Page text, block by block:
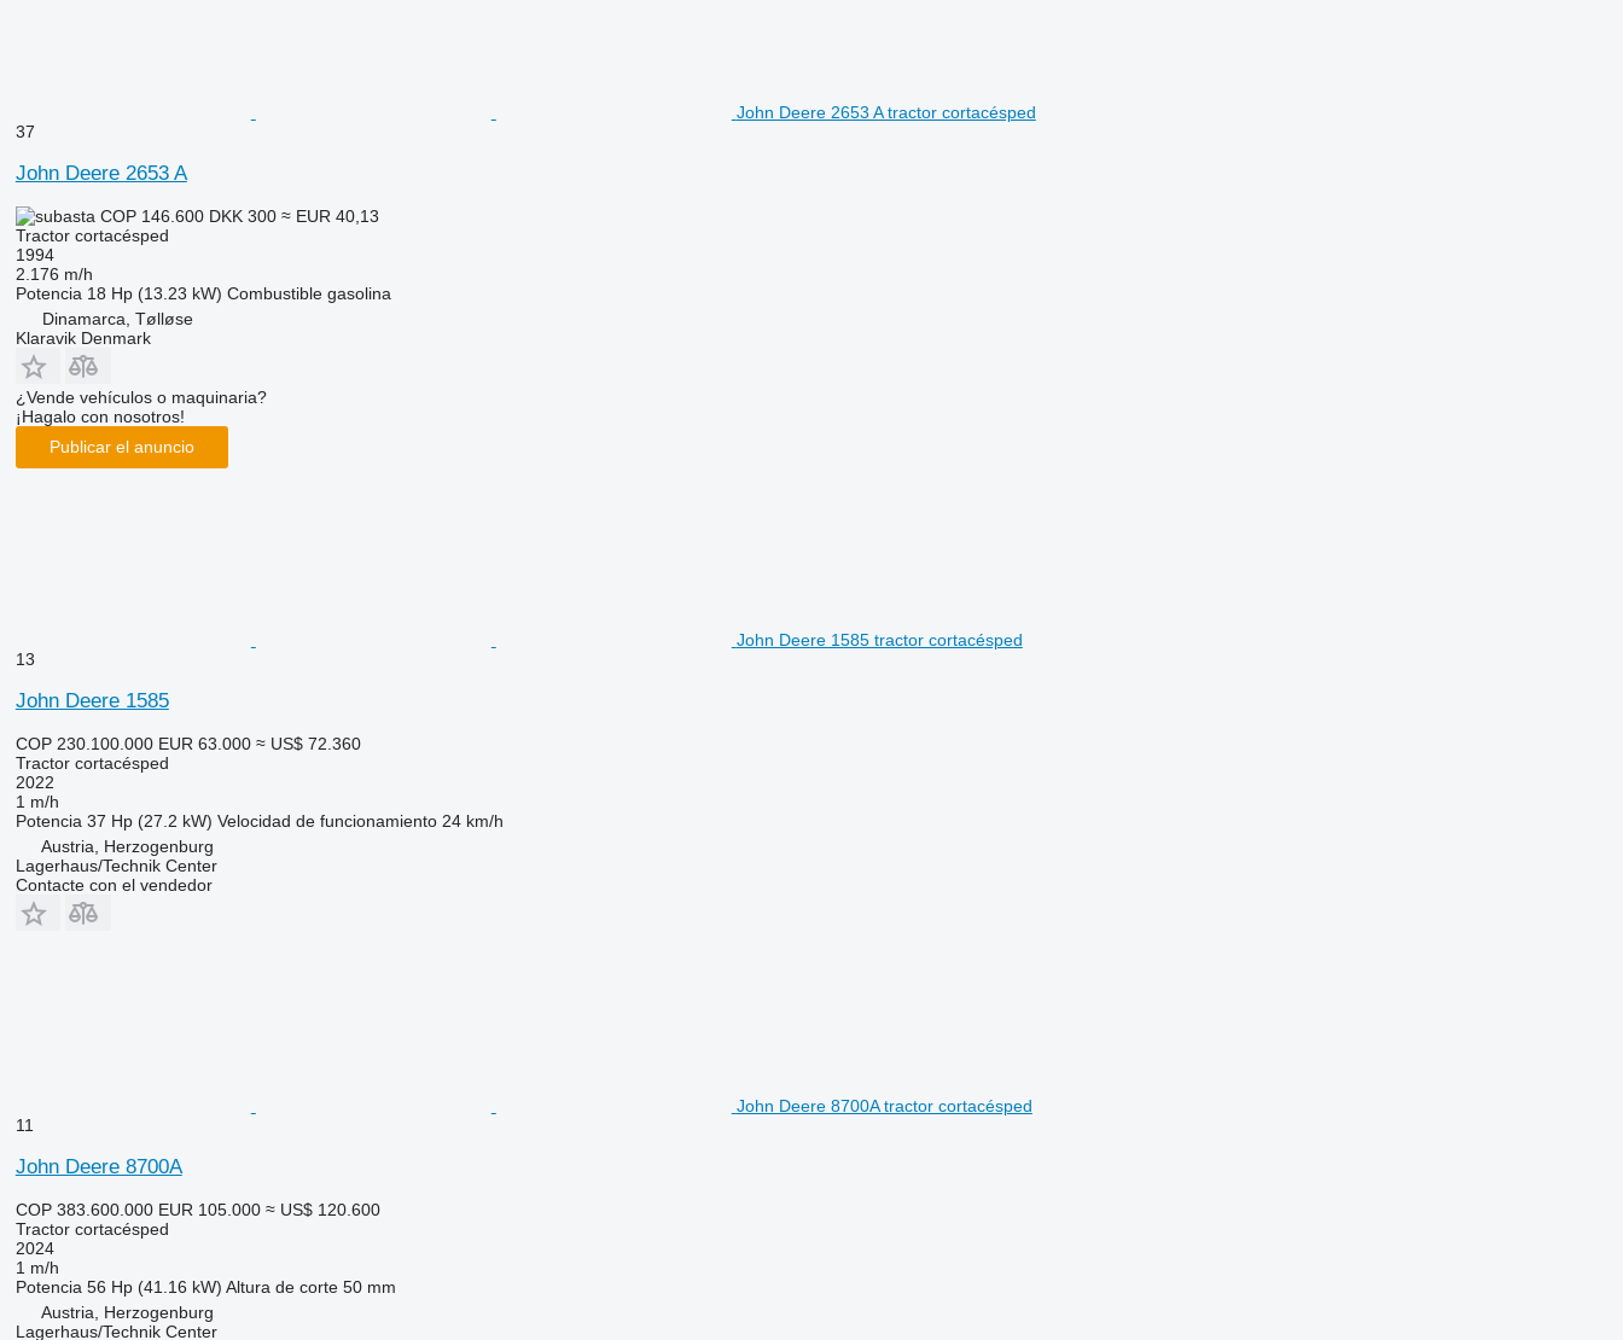
John Deere 2653 A tractor cortacésped
37
John Deere 2653 A
COP 146.600 DKK 300 ≈ EUR 40,13
Tractor cortacésped
1994
2.176 m/h
Potencia 18 Hp (13.23 kW) Combustible gasolina
Dinamarca, Tølløse
Klaravik Denmark
¿Vende vehículos o maquinaria?
¡Hagalo con nosotros!
Publicar el anuncio
John Deere 1585 tractor cortacésped
13
John Deere 1585
COP 230.100.000 EUR 63.000 ≈ US$ 72.360
Tractor cortacésped
2022
1 m/h
Potencia 37 Hp (27.2 kW) Velocidad de funcionamiento 24 km/h
Austria, Herzogenburg
Lagerhaus/Technik Center
Contacte con el vendedor
John Deere 8700A tractor cortacésped
11
John Deere 8700A
COP 383.600.000 EUR 105.000 ≈ US$ 120.600
Tractor cortacésped
2024
1 m/h
Potencia 56 Hp (41.16 kW) Altura de corte 50 mm
Austria, Herzogenburg
Lagerhaus/Technik Center